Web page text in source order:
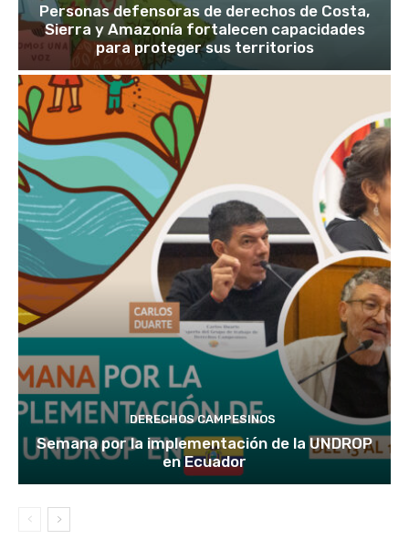
Personas defensoras de derechos de Costa,
Sierra y Amazonía fortalecen capacidades
para proteger sus territorios
DERECHOS CAMPESINOS
Semana por la implementación de la UNDROP
en Ecuador